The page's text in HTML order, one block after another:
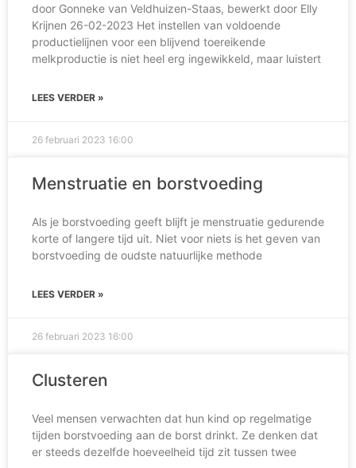
door Gonneke van Veldhuizen-Staas, bewerkt door Elly
Krijnen 26-02-2023 Het instellen van voldoende
productielijnen voor een blijvend toereikende
melkproductie is niet heel erg ingewikkeld, maar luistert
LEES VERDER »
26 februari 2023 16:00
Menstruatie en borstvoeding
Als je borstvoeding geeft blijft je menstruatie gedurende
korte of langere tijd uit. Niet voor niets is het geven van
borstvoeding de oudste natuurlijke methode
LEES VERDER »
26 februari 2023 16:00
Clusteren
Veel mensen verwachten dat hun kind op regelmatige
tijden borstvoeding aan de borst drinkt. Ze denken dat
er steeds dezelfde hoeveelheid tijd zit tussen twee